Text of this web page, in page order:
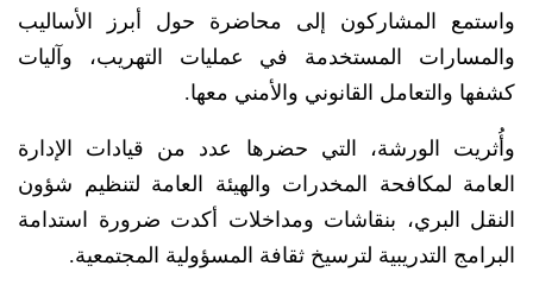
واستمع المشاركون إلى محاضرة حول أبرز الأساليب
والمسارات المستخدمة في عمليات التهريب، وآليات
كشفها والتعامل القانوني والأمني معها.
وأُثريت الورشة، التي حضرها عدد من قيادات الإدارة
العامة لمكافحة المخدرات والهيئة العامة لتنظيم شؤون
النقل البري، بنقاشات ومداخلات أكدت ضرورة استدامة
البرامج التدريبية لترسيخ ثقافة المسؤولية المجتمعية.